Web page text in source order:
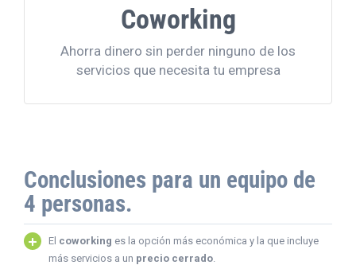
Coworking
Ahorra dinero sin perder ninguno de los
servicios que necesita tu empresa
El Coworking es la opción
más económica y que más
servicios incluye
Conclusiones para un equipo de
4 personas.
El coworking es la opción más económica y la que incluye
más servicios a un precio cerrado